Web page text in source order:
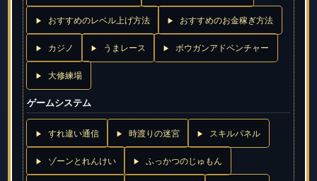
おすすめのレベル上げ方法 おすすめのお金稼ぎ方法
カジノ うまレース ボウガンアドベンチャー
大修練場
ゲームシステム
すれ違い通信 時渡りの迷宮 スキルパネル
ゾーンとれんけい ふっかつのじゅもん